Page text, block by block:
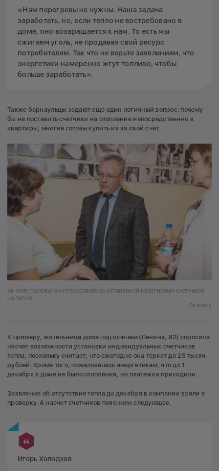
«Нам перегревы не нужны. Наша задача
заработать, но, если тепло не востребовано в
доме, оно возвращается к нам. То есть мы
сжигаем уголь, не продавая свой ресурс
потребителям. Так что не верьте заявлениям, что
энергетики намеренно жгут топливо, чтобы
больше заработать».
Также барнаульцы задают еще один логичный вопрос: почему
бы не поставить счетчики на отопление непосредственно в
квартиры, многие готовы купить их за свой счет.
Многие горожане интересовались установкой квартирных счетчиков
на тепло
Скачать
К примеру, жительница дома под шпилем (Ленина, 82) спросила
насчет возможности установки индивидуальных счетчиков
тепла, поскольку считает, что ежегодно она теряет до 25 тысяч
рублей. Кроме того, пожаловалась энергетикам, что до 1
декабря в доме не было отопления, но платежки приходили.
Заявление об отсутствия тепла до декабря в компании взяли в
проверку. А насчет счетчиков пояснили следующее.
Игорь Холодков